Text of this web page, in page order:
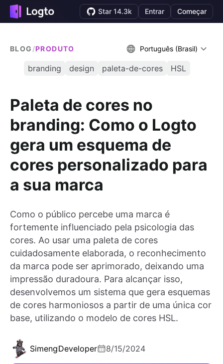
Star 14.3k Entrar Começar
BLOG /PRODUTO Português (Brasil)
branding design paleta-de-cores HSL
Paleta de cores no
branding: Como o Logto
gera um esquema de
cores personalizado para
a sua marca
Como o público percebe uma marca é
fortemente influenciado pela psicologia das
cores. Ao usar uma paleta de cores
cuidadosamente elaborada, o reconhecimento
da marca pode ser aprimorado, deixando uma
impressão duradoura. Para alcançar isso,
desenvolvemos um sistema que gera esquemas
de cores harmoniosos a partir de uma única cor
base, utilizando o modelo de cores HSL.
SimengDeveloper 8/15/2024